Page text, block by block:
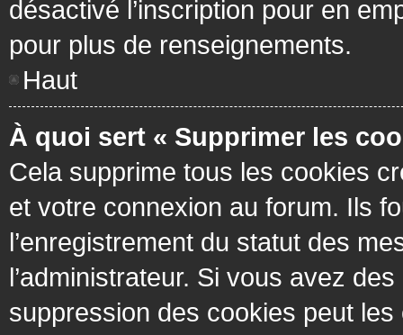
désactivé l’inscription pour en
pour plus de renseignements.
Haut
À quoi sert « Supprimer les
Cela supprime tous les cookies
et votre connexion au forum. Ils
l’enregistrement du statut des
l’administrateur. Si vous avez
suppression des cookies peut les